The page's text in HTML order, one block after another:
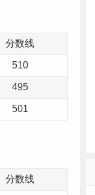
分数线
510
495
501
分数线